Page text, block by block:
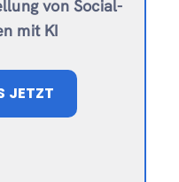
von Social-
mit KI
JETZT